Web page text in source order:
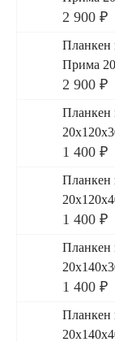
2 900 ₽
Планкен
Прима
2 900 ₽
Планкен
1 400 ₽
Планкен
1 400 ₽
Планкен
1 400 ₽
Планкен